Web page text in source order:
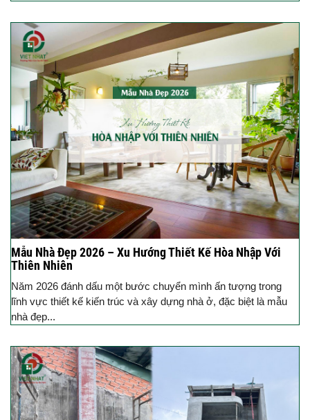
Mẫu Nhà Đẹp 2026 – Xu Hướng Thiết Kế Hòa Nhập Với
Thiên Nhiên
Năm 2026 đánh dấu một bước chuyển mình ấn tượng trong
lĩnh vực thiết kế kiến trúc và xây dựng nhà ở, đặc biệt là mẫu
nhà đẹp...